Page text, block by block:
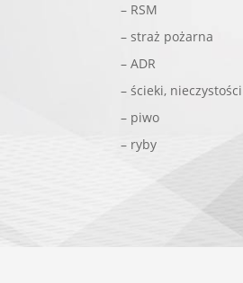
– RSM
– straż pożarna
– ADR
– ścieki, nieczystości
– piwo
– ryby